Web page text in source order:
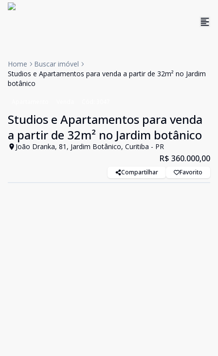
Home
Buscar imóvel
Studios e Apartamentos para venda a partir de 32m² no Jardim
botânico
Studios e Apartamentos para venda
a partir de 32m² no Jardim botânico
João Dranka, 81, Jardim Botânico, Curitiba - PR
R$ 360.000,00
Compartilhar Favorito